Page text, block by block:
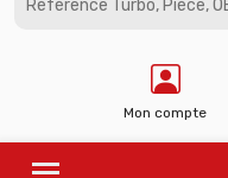
Mon compte